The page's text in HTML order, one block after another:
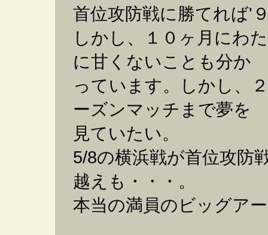
首位攻防戦に勝てれば'
しかし、１０ヶ月にわ
に甘くないことも分か
っています。しかし、
ーズンマッチまで夢を
見ていたい。
5/8の横浜戦が首位攻防
越えも・・・。
本当の満員のビッグア